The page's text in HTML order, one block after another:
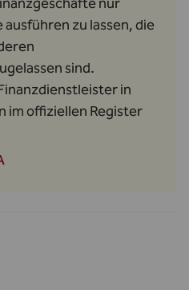
zu lassen, die
sind.
in
im offiziellen Register